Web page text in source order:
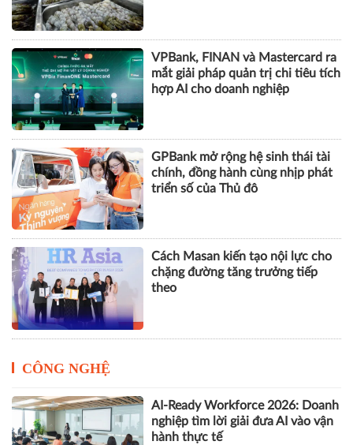
VPBank, FINAN và Mastercard ra
mắt giải pháp quản trị chi tiêu tích
hợp AI cho doanh nghiệp
GPBank mở rộng hệ sinh thái tài
chính, đồng hành cùng nhịp phát
triển số của Thủ đô
Cách Masan kiến tạo nội lực cho
chặng đường tăng trưởng tiếp
theo
CÔNG NGHỆ
AI-Ready Workforce 2026: Doanh
nghiệp tìm lời giải đưa AI vào vận
hành thực tế